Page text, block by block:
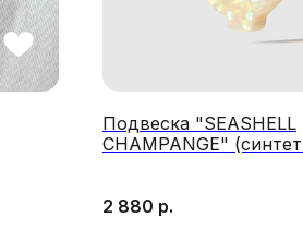
Подвеска "SEASHELL
CHAMPANGE"
2 880 р.